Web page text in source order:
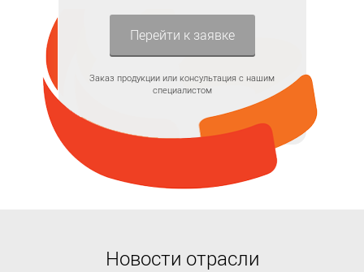
Перейти к заявке
Заказ продукции или консультация с нашим
специалистом
Новости отрасли